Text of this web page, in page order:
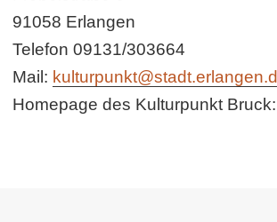
91058 Erlangen
Telefon 09131/303664
Mail:
Homepage des Kulturpunkt